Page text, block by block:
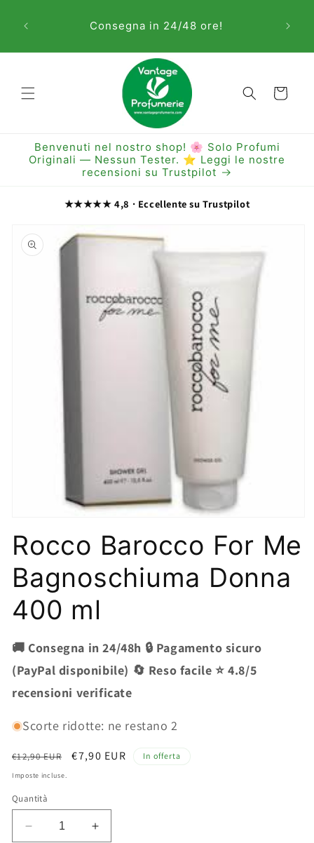
ai contenuti
Consegna in 24/48 ore!
Carrello
Benvenuti nel nostro shop! 🌸 Solo Profumi
Originali — Nessun Tester. ⭐ Leggi le nostre
recensioni su Trustpilot
★★★★★ 4,8 · Eccellente su Trustpilot
informazioni
sul prodotto
multimediali
1
finestra
modale
Rocco Barocco For Me
Bagnoschiuma Donna
400 ml
🚚 Consegna in 24/48h 🔒 Pagamento sicuro
(PayPal disponibile) 🔄 Reso facile ⭐ 4.8/5
recensioni verificate
Scorte ridotte: ne restano 2
Prezzo
di
€12,90 EUR
Prezzo
€7,90 EUR In offerta
Imposte incluse.
Quantità
Diminuisci
Aumenta